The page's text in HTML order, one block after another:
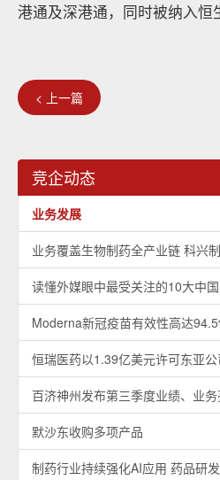
港通及深港通，同时被纳入恒
< 上一篇
竞企动态
业务发展
业务覆盖生物制药全产业链 科兴
读懂外媒眼中最受关注的10大中
Moderna新冠疫苗有效性高达
恒瑞医药以1.39亿美元许可东亚
百济神州发布第三季度业绩、业
默沙东收购多项产品
制药行业持续强化AI应用 药品研